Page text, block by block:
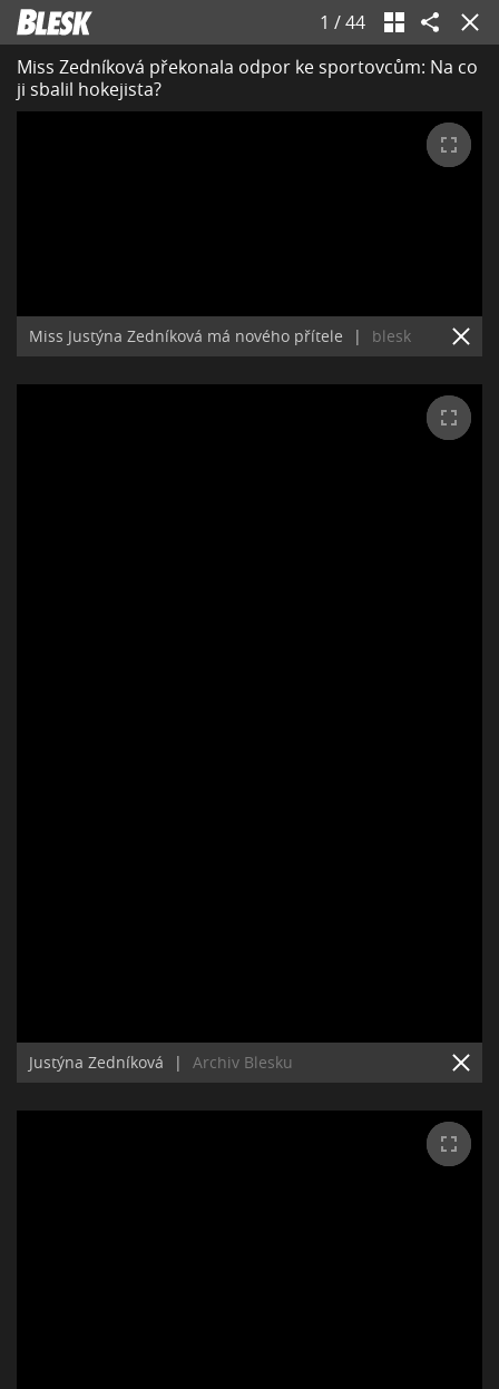
1 /44
Miss Zedníková překonala odpor ke sportovcům: Na co
ji sbalil hokejista?
Miss Justýna Zedníková má nového přítele | blesk
Justýna Zedníková | Archiv Blesku